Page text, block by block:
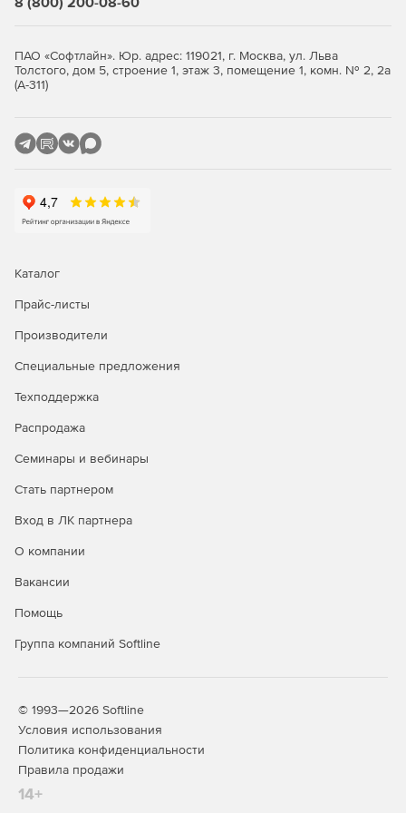
библиотек продуктов включают в себя национальные,
фирменные объекты или материалы, которые можно
попробовать, прежде чем покупать. TurboFloorPlan даже
шкафы и напольные покрытия.
Шаблоны-колоды.
разработанные группировки растений в различных
Planting Library – полный набор цветов, кустарников и
материала.
растительности для создания красивых ландшафтов.
ПАО «Софтлайн». Юр. адрес: 119021, г. Москва, ул. Льва
Толстого, дом 5, строение 1, этаж 3, помещение 1, комн. № 2, 2а
(А-311)
Каталог
Прайс-листы
Производители
Специальные предложения
Техподдержка
Распродажа
Семинары и вебинары
Стать партнером
Вход в ЛК партнера
О компании
Вакансии
Помощь
Группа компаний Softline
© 1993—2026 Softline
Условия использования
Политика конфиденциальности
Правила продажи
14+